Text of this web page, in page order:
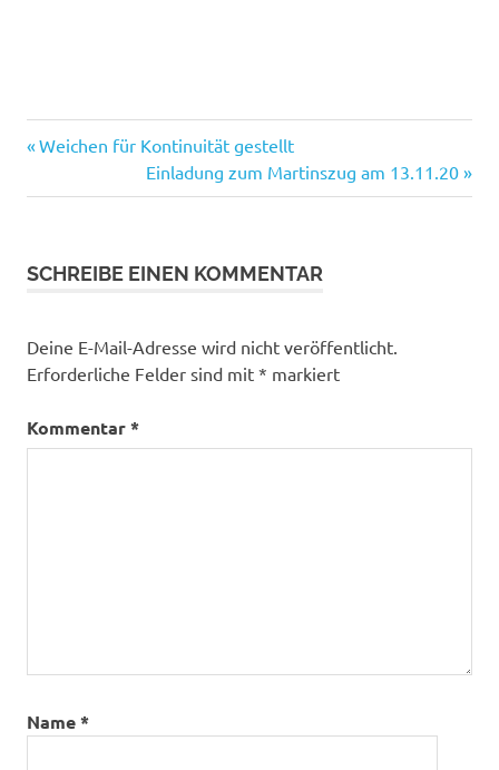
Dorfleben
Sammeln
soll
Beitragsnavigation
Vorheriger
Weichen für Kontinuität gestellt
Nächster
Beitrag:
Einladung zum Martinszug am 13.11.20
SCHREIBE EINEN KOMMENTAR
Deine E-Mail-Adresse wird nicht veröffentlicht.
Erforderliche Felder sind mit * markiert
Kommentar*
Name*